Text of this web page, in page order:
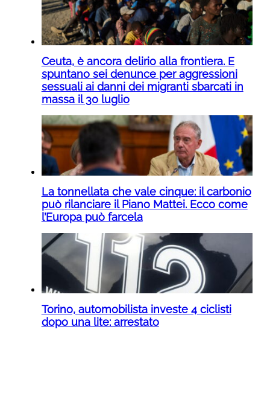
Ceuta, è ancora delirio alla frontiera. E
spuntano sei denunce per aggressioni
sessuali ai danni dei migranti sbarcati in
massa il 30 luglio
La tonnellata che vale cinque: il carbonio
può rilanciare il Piano Mattei. Ecco come
l’Europa può farcela
Torino, automobilista investe 4 ciclisti
dopo una lite: arrestato